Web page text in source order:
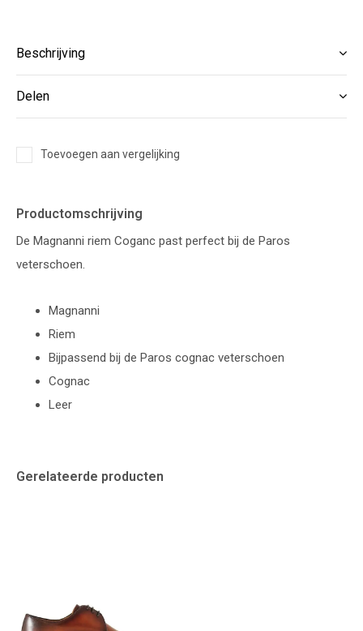
Beschrijving
Delen
Toevoegen aan vergelijking
Productomschrijving
De Magnanni riem Coganc past perfect bij de Paros
veterschoen.
Magnanni
Riem
Bijpassend bij de Paros cognac veterschoen
Cognac
Leer
Gerelateerde producten